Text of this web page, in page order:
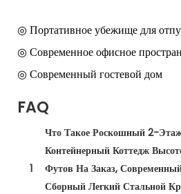
◎ Портативное убежище для
◎ Современное офисное
◎ Современный гостевой дом
FAQ
1
Что Такое Роскошный 2-
Контейнерный Коттедж
Футов На Заказ,
Сборный Легкий Стальной